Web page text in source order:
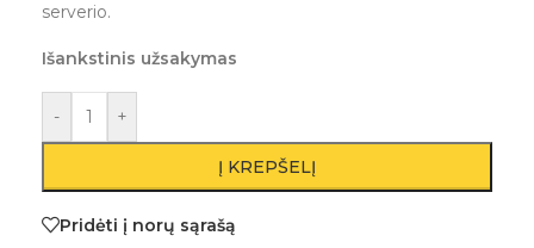
serverio.
Išankstinis užsakymas
- +
Į KREPŠELĮ
Pridėti į norų sąrašą